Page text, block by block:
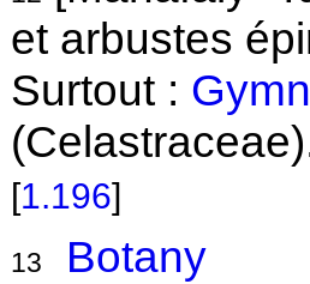
et arbustes
Surtout :
[1.196]
13 Botany